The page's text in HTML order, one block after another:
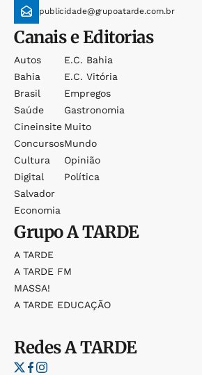
publicidade@grupoatarde.com.br
Canais e Editorias
Autos
Bahia
Brasil
Saúde
Cineinsite
Concursos
Cultura
Digital
Salvador
Economia
E.c. Bahia
E.c. Vitória
Empregos
Gastronomia
Muito
Mundo
Opinião
Política
GrupoA TARDE
A TARDE
A TARDE FM
MASSA!
A TARDE EDUCAÇÃO
RedesA TARDE